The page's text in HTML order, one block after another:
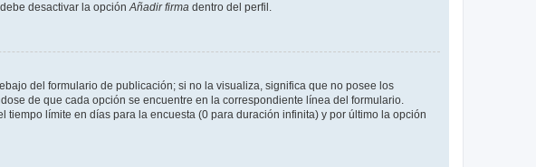
desactivar la opciónAñadir firma dentro del perfil.
del formulario de publicación; si no la visualiza, significa que no posee los
de que cada opción se encuentre en la correspondiente línea del formulario.
límite en días para la encuesta (0 para duración infinita) y por último la opción